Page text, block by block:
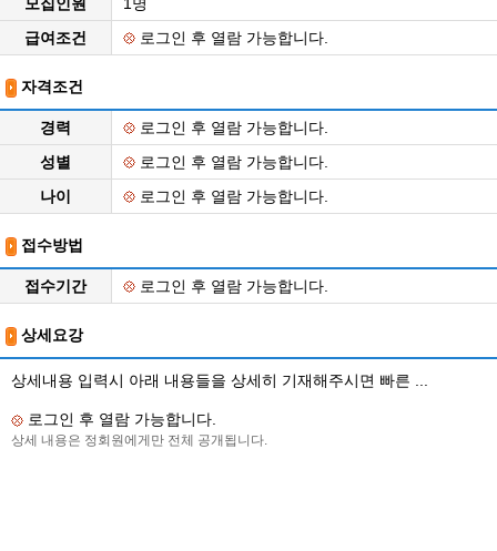
급여조건
로그인 후 열람 가능합니다.
자격조건
경력
로그인 후 열람 가능합니다.
성별
로그인 후 열람 가능합니다.
나이
로그인 후 열람 가능합니다.
접수방법
접수기간 로그인 후 열람 가능합니다.
상세요강
상세내용 입력시 아래 내용들을 상세히 기재해주시면 빠른 ...
로그인 후 열람 가능합니다.
상세 내용은 정회원에게만 전체 공개됩니다.